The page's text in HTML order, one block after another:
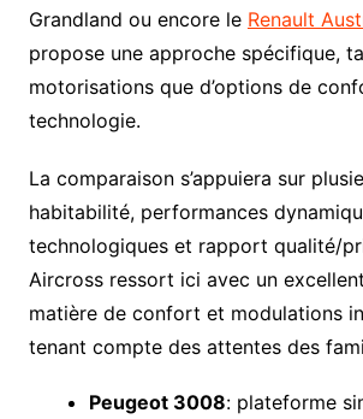
Grandland ou encore le Renault
propose une approche spécifique,
motorisations que d’options de
technologie.
La comparaison s’appuiera sur
habitabilité, performances
technologiques et rapport qualité/
Aircross ressort ici avec un
matière de confort et modulations
tenant compte des attentes des
Peugeot 3008: plateforme